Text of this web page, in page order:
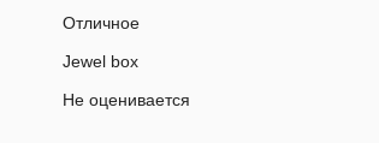
Отличное
Jewel box
Не оценивается